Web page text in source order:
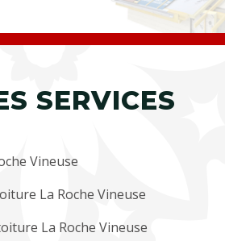
SERVICES
Vineuse
La Roche Vineuse
La Roche Vineuse